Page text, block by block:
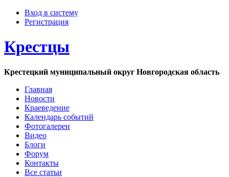
Вход в систему
Регистрация
Крестцы
Крестецкий муниципальный округ Новгородская область
Главная
Новости
Краеведение
Календарь событий
Фотогалереи
Видео
Блоги
Форум
Контакты
Все статьи